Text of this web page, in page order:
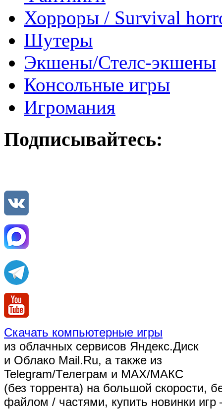
Хорроры / Survival
Шутеры
Экшены/Стелс-экшены
Консольные игры
Игромания
Подписывайтесь:
Скачать компьютерные игры
из облачных сервисов Яндекс.Диск
и Облако Mail.Ru, а также из
Telegram/Телеграм и MAX/МАКС
(без торрента) на большой скорости,
файлом / частями, купить новинки